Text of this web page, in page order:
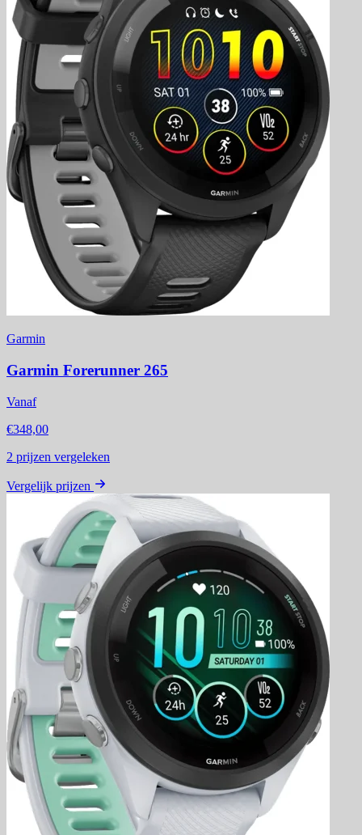
Garmin
Garmin Forerunner 265
Vanaf
€348,00
2 prijzen vergeleken
Vergelijk prijzen